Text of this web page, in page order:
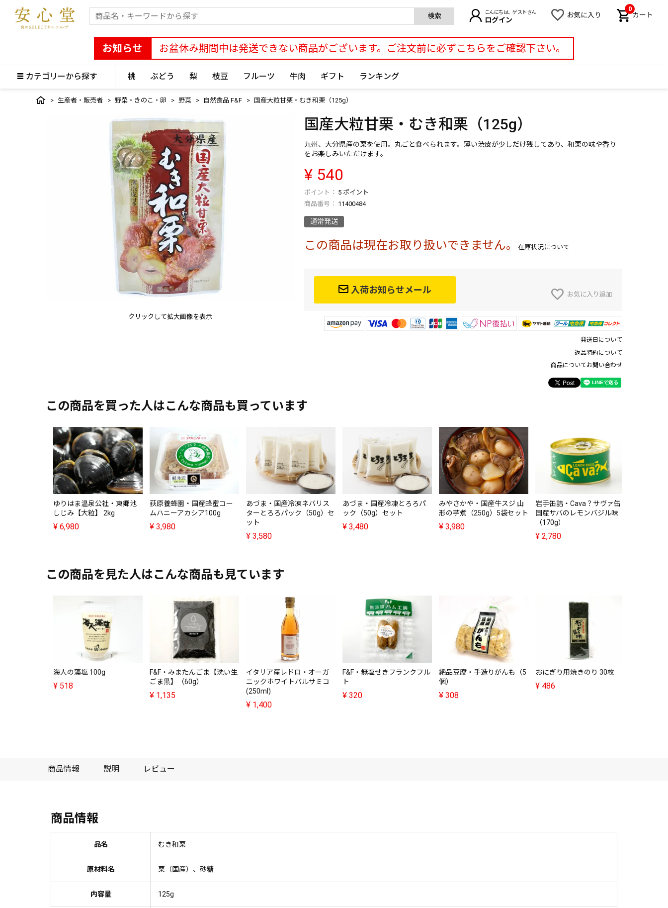
検索 こんにちは、ゲストさん
ログイン
お気に入り カート
0
お知らせ お盆休み期間中は発送できない商品がございます。ご注文前に必ずこちらをご確認下さい。
カテゴリーから探す 桃 ぶどう 梨 枝豆 フルーツ 牛肉 ギフト ランキング
生産者・販売者 野菜・きのこ・卵 野菜 自然食品 F&F 国産大粒甘栗・むき和栗（125g）
クリックして拡大画像を表示
国産大粒甘栗・むき和栗（125g）
九州、大分県産の栗を使用。丸ごと食べられます。薄い渋皮が少しだけ残してあり、和栗の味や香り
をお楽しみいただけます。
¥ 540
5 ポイント
商品番号
11400484
通常発送
この商品は現在お取り扱いできません。 在庫状況について
お気に入り追加
入荷お知らせメール
発送日について
返品特約について
商品についてお問い合わせ
この商品を買った人はこんな商品も買っています
ゆりはま温泉公社・東郷池
しじみ【大粒】 2kg
¥ 6,980
荻原養蜂園・国産蜂蜜コー
ムハニーアカシア100g
¥ 3,980
あづま・国産冷凍ネバリス
ターとろろパック（50g）セ
ット
¥ 3,580
あづま・国産冷凍とろろパ
ック（50g）セット
¥ 3,480
みやさかや・国産牛スジ 山
形の芋煮（250g）5袋セット
¥ 3,980
岩手缶詰・Cava？サヴァ缶
国産サバのレモンバジル味
（170g）
¥ 2,780
この商品を見た人はこんな商品も見ています
海人の藻塩 100g
¥ 518
F&F・みまたんごま【洗い生
ごま黒】（60g）
¥ 1,135
イタリア産レドロ・オーガ
ニックホワイトバルサミコ
(250ml)
¥ 1,400
F&F・無塩せきフランクフル
ト
¥ 320
絶品豆腐・手造りがんも（5
個）
¥ 308
おにぎり用焼きのり 30枚
¥ 486
商品情報 説明 レビュー
商品情報
品名 むき和栗
原材料名 栗（国産）、砂糖
内容量 125g